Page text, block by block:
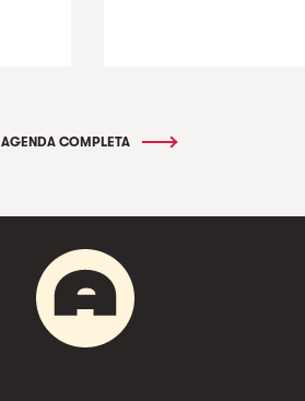
AGENDA COMPLETA